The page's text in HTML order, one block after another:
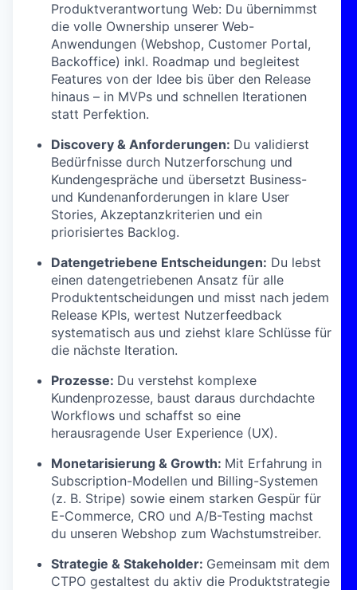
Produktverantwortung Web: Du übernimmst
die volle Ownership unserer Web-
Anwendungen (Webshop, Customer Portal,
Backoffice) inkl. Roadmap und begleitest
Features von der Idee bis über den Release
hinaus – in MVPs und schnellen Iterationen
statt Perfektion.
Discovery & Anforderungen: Du validierst
Bedürfnisse durch Nutzerforschung und
Kundengespräche und übersetzt Business-
und Kundenanforderungen in klare User
Stories, Akzeptanzkriterien und ein
priorisiertes Backlog.
Datengetriebene Entscheidungen: Du lebst
einen datengetriebenen Ansatz für alle
Produktentscheidungen und misst nach jedem
Release KPIs, wertest Nutzerfeedback
systematisch aus und ziehst klare Schlüsse für
die nächste Iteration.
Prozesse: Du verstehst komplexe
Kundenprozesse, baust daraus durchdachte
Workflows und schaffst so eine
herausragende User Experience (UX).
Monetarisierung & Growth: Mit Erfahrung in
Subscription-Modellen und Billing-Systemen
(z. B. Stripe) sowie einem starken Gespür für
E-Commerce, CRO und A/B-Testing machst
du unseren Webshop zum Wachstumstreiber.
Strategie & Stakeholder: Gemeinsam mit dem
CTPO gestaltest du aktiv die Produktstrategie